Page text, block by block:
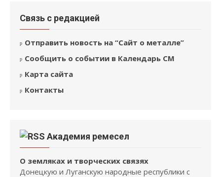
Связь с редакцией
Отправить новость на “Сайт о металле”
Сообщить о событии в Календарь СМ
Карта сайта
Контакты
Академия ремесел
О земляках и творческих связях
Донецкую и Луганскую народные республики с